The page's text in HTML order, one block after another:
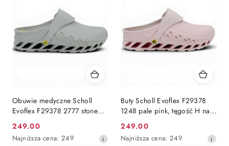
Obuwie medyczne Scholl
Evoflex F29378 2777 stone
grey, tęgość H na szersze
stopy
Cena
249.00
Najniższa
Najniższa cena: 249
Buty Scholl Evoflex F29378
1248 pale pink, tęgość H na
szersze stopy
Cena
249.00
Najniższa
Najniższa cena: 249